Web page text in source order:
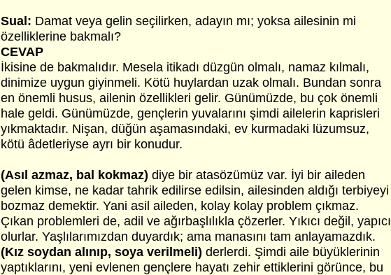
Sual: Damat veya gelin seçilirken, adayın mı; yoksa ailesinin mi
özelliklerine bakmalı?
CEVAP
İkisine de bakmalıdır. Mesela itikadı düzgün olmalı, namaz kılmalı,
dinimize uygun giyinmeli. Kötü huylardan uzak olmalı. Bundan sonra
en önemli husus, ailenin özellikleri gelir. Günümüzde, bu çok önemli
hale geldi. Günümüzde, gençlerin yuvalarını şimdi ailelerin kaprisleri
yıkmaktadır. Nişan, düğün aşamasındaki, ev kurmadaki lüzumsuz,
kötü âdetleriyse ayrı bir konudur.
(Asıl azmaz, bal kokmaz) diye bir atasözümüz var. İyi bir aileden
gelen kimse, ne kadar tahrik edilirse edilsin, ailesinden aldığı terbiyeyi
bozmaz demektir. Yani asil aileden, kolay kolay problem çıkmaz.
Çıkan problemleri de, adil ve ağırbaşlılıkla çözerler. Yıkıcı değil, yapıcı
olurlar. Yaşlılarımızdan duyardık; ama manasını tam anlayamazdık.
(Kız soydan alınıp, soya verilmeli) derlerdi. Şimdi aile büyüklerinin
yaptıklarını, yeni evlenen gençlere hayatı zehir ettiklerini görünce, bu